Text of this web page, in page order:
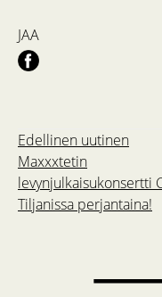
JAA
Edellinen uutinen
Maxxxtetin
levynjulkaisukonsertti
Tiljanissa perjantaina!